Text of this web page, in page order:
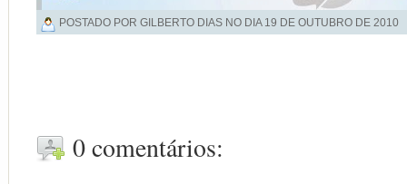
POSTADO POR GILBERTO DIAS NO DIA 19 DE OUTUBRO DE 2010
0 comentários: